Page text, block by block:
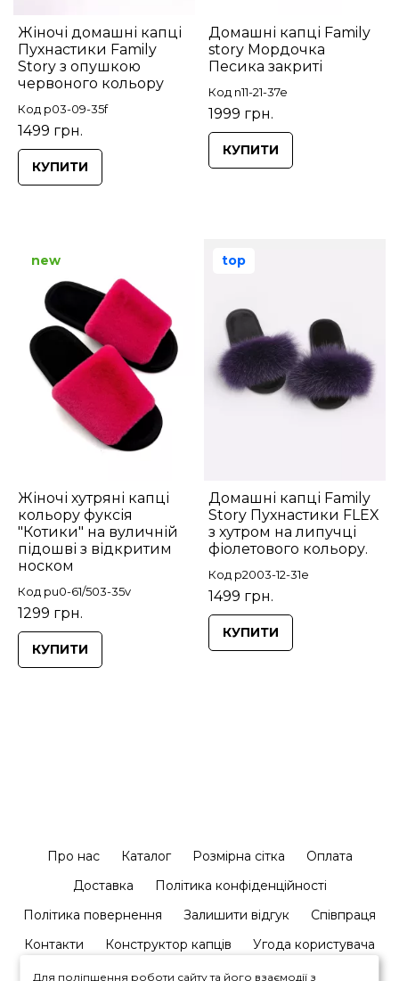
Жіночі домашні капці
Пухнастики Family
Story з опушкою
червоного кольору
Код p03-09-35f
1499 грн.
КУПИТИ
Домашні капці Family
story Мордочка
Песика закриті
Код n11-21-37e
1999 грн.
КУПИТИ
Жіночі хутряні капці
кольору фуксія
"Котики" на вуличній
підошві з відкритим
носком
Код pu0-61/503-35v
1299 грн.
new
КУПИТИ
Домашні капці Family
Story Пухнастики FLEX
з хутром на липучці
фіолетового кольору.
Код p2003-12-31e
1499 грн.
top
КУПИТИ
Про нас Каталог Розмірна сітка
Оплата
Доставка
Політика конфіденційності
Політика повернення
Залишити відгук
Співпраця
Контакти
Конструктор капців Угода користувача
Для поліпшення роботи сайту та його взаємодії з